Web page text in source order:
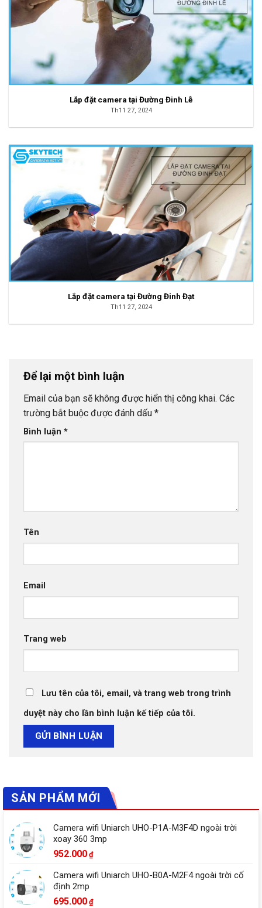
Lắp đặt camera tại Đường Đinh Lễ
Th11 27, 2024
Lắp đặt camera tại Đường Đinh Đạt
Th11 27, 2024
Để lại một bình luận
Email của bạn sẽ không được hiển thị công khai. Các
trường bắt buộc được đánh dấu *
Bình luận *
Tên
Email
Trang web
Lưu tên của tôi, email, và trang web trong trình
duyệt này cho lần bình luận kế tiếp của tôi.
SẢN PHẨM MỚI
Camera wifi Uniarch UHO-P1A-M3F4D ngoài trời
xoay 360 3mp
952.000 ₫
Camera wifi Uniarch UHO-B0A-M2F4 ngoài trời cố
định 2mp
695.000 ₫